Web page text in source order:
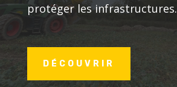
protéger les infrastructures.
DÉCOUVRIR